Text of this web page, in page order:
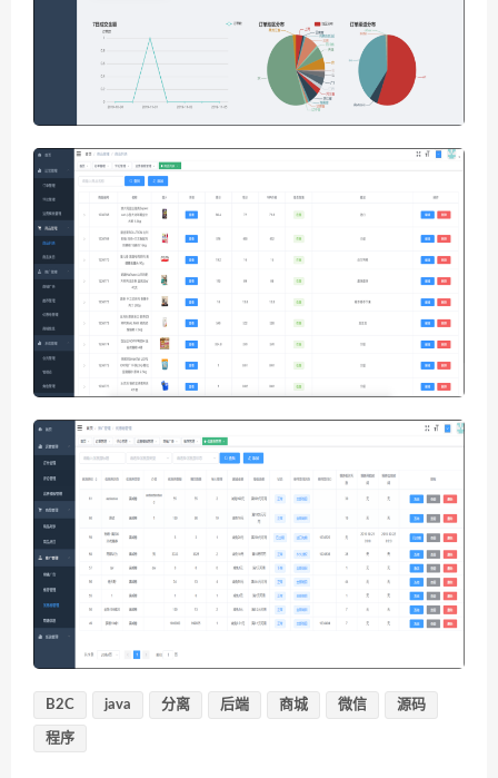
B2C java 分离 后端 商城 微信 源码
程序